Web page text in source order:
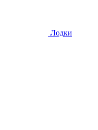
Лодки